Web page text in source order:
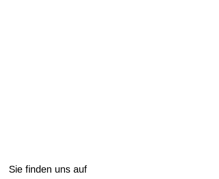
Sie finden uns auf